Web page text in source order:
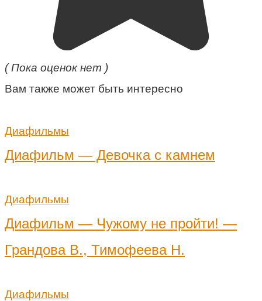
( Пока оценок нет )
Вам также может быть интересно
Диафильмы
Диафильм — Девочка с камнем
Диафильмы
Диафильм — Чужому не пройти! —
Грандова В., Тимофеева Н.
Диафильмы